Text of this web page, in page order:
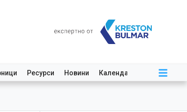
Ресурси Новини Календар